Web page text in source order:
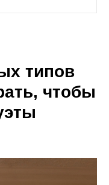
типов
чтобы